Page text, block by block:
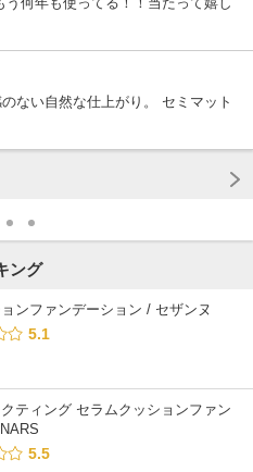
ない自然な仕上がり。 セミマット
ング
ンファンデーション / セザンヌ
5.1
ティング セラムクッションファン
5.5